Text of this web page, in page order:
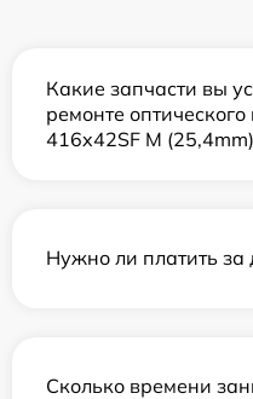
Какие запчасти вы
ремонте
416x42SF M
Нужно ли платить за
Сколько времени